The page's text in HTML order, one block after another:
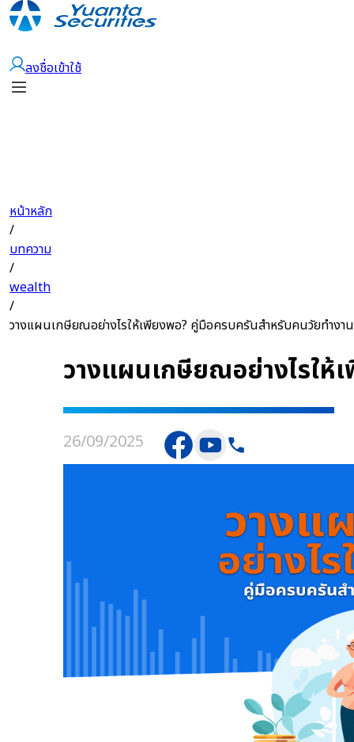
ลงชื่อเข้าใช้
หน้าหลัก
/
บทความ
/
wealth
/
วางแผนเกษียณอย่างไรให้เพียงพอ? คู่มือครบครันสำหรับคนวัยทำงาน
วางแผนเกษียณอย่างไรใ
26/09/2025